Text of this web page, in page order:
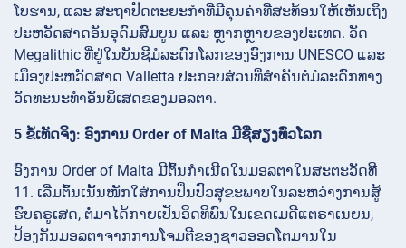
ໂບຮານ, ແລະ ສະຖາປັດຕະຍະກຳທີ່ມີຄຸນຄ່າທີ່ສະທ້ອນໃຫ້ເຫັນເຖິງ
ປະຫວັດສາດອັນອຸດົມສົມບູນ ແລະ ຫຼາກຫຼາຍຂອງປະເທດ. ວັດ
Megalithic ທີ່ຢູ່ໃນບັນຊີມໍລະດົກໂລກຂອງອົງການ UNESCO ແລະ
ເມືອງປະຫວັດສາດ Valletta ປະກອບສ່ວນທີ່ສຳຄັນຕໍ່ມໍລະດົກທາງ
ວັດທະນະທຳອັນພິເສດຂອງມອລຕາ.
5 ຂໍ້ເທັດຈິງ: ອົງການ Order of Malta ມີຊື່ສຽງທົ່ວໂລກ
ອົງການ Order of Malta ມີຕົ້ນກຳເນີດໃນມອລຕາໃນສະຕະວັດທີ
11. ເລີ່ມຕົ້ນເນັ້ນໜັກໃສ່ການປິ່ນປົວສຸຂະພາບໃນລະຫວ່າງການສູ້
ຮົບຄຣູເສດ, ຕໍ່ມາໄດ້ກາຍເປັນອິດທິພົນໃນເຂດເມດີແຕຣາເນຍນ,
ປ້ອງກັນມອລຕາຈາກການໂຈມຕີຂອງຊາວອອດໂຕມານໃນ